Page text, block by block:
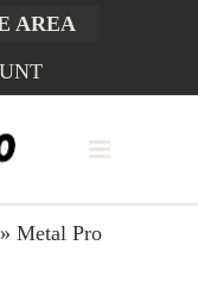
AREA
» Metal Pro